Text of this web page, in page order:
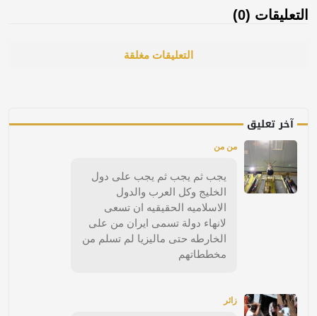
التعليقات (0)
التعليقات مغلقة
آخر تعليق
من من
يجب ثم يجب ثم يجب على دول
الخليج وكل العرب والدول
الاسلاميه الحقيقيه ان تسعى
لانهاء دولة تسمى ايران من على
الخارطه حتى ماليزيا لم تسلم من
مخططاتهم
زائر